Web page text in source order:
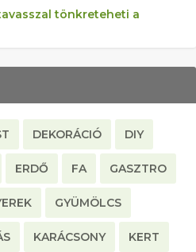
tönkreteheti a
DEKORÁCIÓ DIY
ERDŐ FA GASZTRO
GYÜMÖLCS
KARÁCSONY KERT